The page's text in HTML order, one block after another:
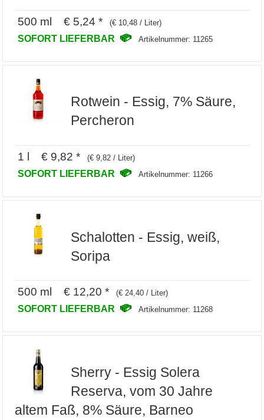
500 ml € 5,24 * (€ 10,48 / Liter)
SOFORT LIEFERBAR Artikelnummer: 11265
Rotwein - Essig, 7% Säure,
Percheron
1 l € 9,82 * (€ 9,82 / Liter)
SOFORT LIEFERBAR Artikelnummer: 11266
Schalotten - Essig, weiß,
Soripa
500 ml € 12,20 * (€ 24,40 / Liter)
SOFORT LIEFERBAR Artikelnummer: 11268
Sherry - Essig Solera
Reserva, vom 30 Jahre
altem Faß, 8% Säure, Barneo